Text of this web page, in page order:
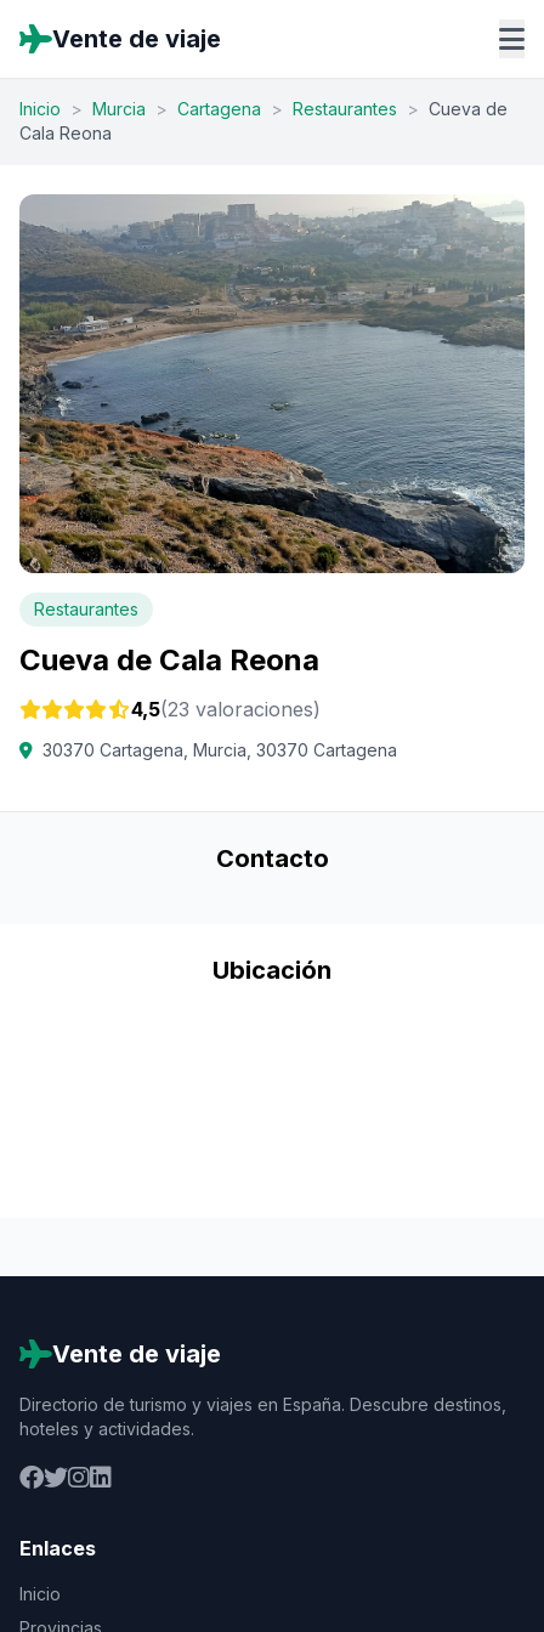
Vente de viaje
Inicio > Murcia > Cartagena > Restaurantes > Cueva de
Cala Reona
Restaurantes
Cueva de Cala Reona
4,5(23 valoraciones)
30370 Cartagena, Murcia, 30370 Cartagena
Contacto
Ubicación
Vente de viaje
Directorio de turismo y viajes en España. Descubre destinos,
hoteles y actividades.
Enlaces
Inicio
Provincias